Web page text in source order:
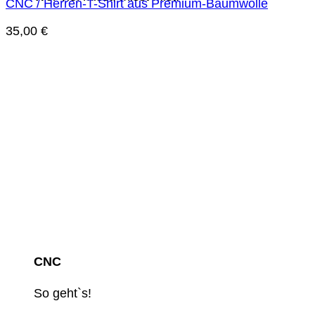
CNC
So geht`s!
CNC / Herren-T-Shirt aus Premium-Baumwolle
35,00 €